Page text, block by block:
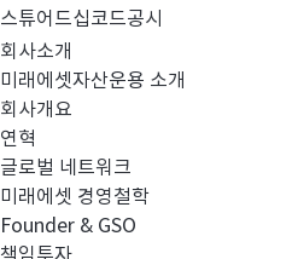
스튜어드십코드공시
회사소개
미래에셋자산운용 소개
회사개요
연혁
글로벌 네트워크
미래에셋 경영철학
Founder & GSO
투자금액 입력